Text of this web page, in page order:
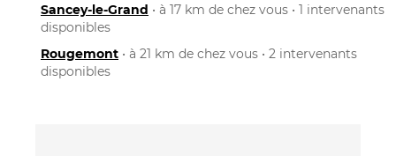
Sancey-le-Grand • à 17 km de chez vous • 1 intervenants
disponibles
Rougemont • à 21 km de chez vous • 2 intervenants
disponibles